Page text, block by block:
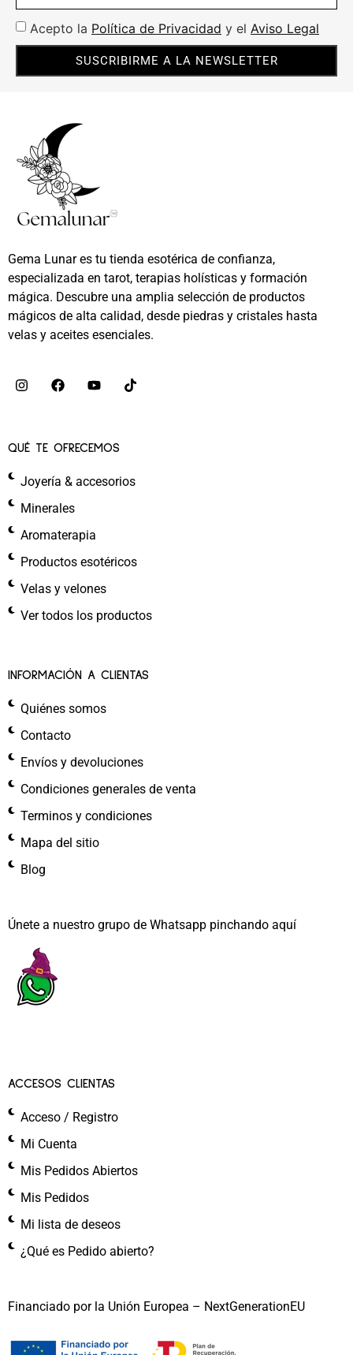
Acepto la Política de Privacidad y el Aviso Legal
SUSCRIBIRME A LA NEWSLETTER
Gema Lunar es tu tienda esotérica de confianza,
especializada en tarot, terapias holísticas y formación
mágica. Descubre una amplia selección de productos
mágicos de alta calidad, desde piedras y cristales hasta
velas y aceites esenciales.
QUÉ TE OFRECEMOS
Joyería & accesorios
Minerales
Aromaterapia
Productos esotéricos
Velas y velones
Ver todos los productos
INFORMACIÓN A CLIENTAS
Quiénes somos
Contacto
Envíos y devoluciones
Condiciones generales de venta
Terminos y condiciones
Mapa del sitio
Blog
Únete a nuestro grupo de Whatsapp pinchando aquí​
ACCESOS CLIENTAS
Acceso / Registro
Mi Cuenta
Mis Pedidos Abiertos
Mis Pedidos
Mi lista de deseos
¿Qué es Pedido abierto?
Financiado por la Unión Europea – NextGenerationEU